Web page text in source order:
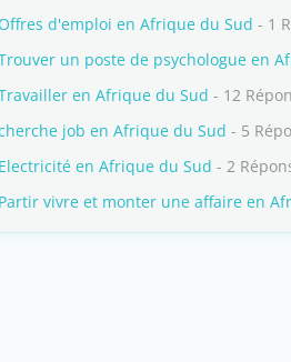
Offres d'emploi en Afrique du Sud - 1
un poste de psychologue en
en Afrique du Sud - 12
job en Afrique du Sud - 5
Electricité en Afrique du Sud - 2
Partir vivre et monter une affaire en